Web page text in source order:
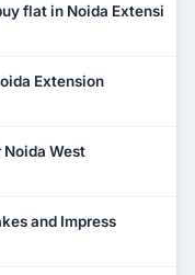
flat in Noida Extension?
Extension
Noida West
and Impress